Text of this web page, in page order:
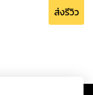
ส่งรีวิว